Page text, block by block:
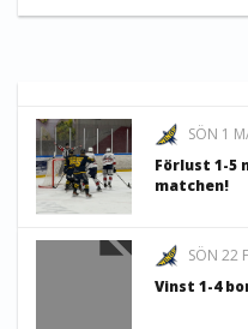
SÖN 1
Förlust 1-5
matchen!
SÖN 22
Vinst 1-4